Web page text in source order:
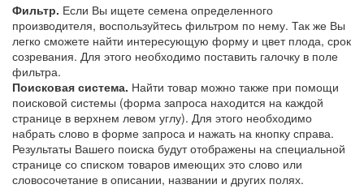
Фильтр. Если Вы ищете семена определенного
производителя, воспользуйтесь фильтром по нему. Так же Вы
легко сможете найти интересующую форму и цвет плода, срок
созревания. Для этого необходимо поставить галочку в поле
фильтра.
Поисковая система. Найти товар можно также при помощи
поисковой системы (форма запроса находится на каждой
странице в верхнем левом углу). Для этого необходимо
набрать слово в форме запроса и нажать на кнопку справа.
Результаты Вашего поиска будут отображены на специальной
странице со списком товаров имеющих это слово или
словосочетание в описании, названии и других полях.